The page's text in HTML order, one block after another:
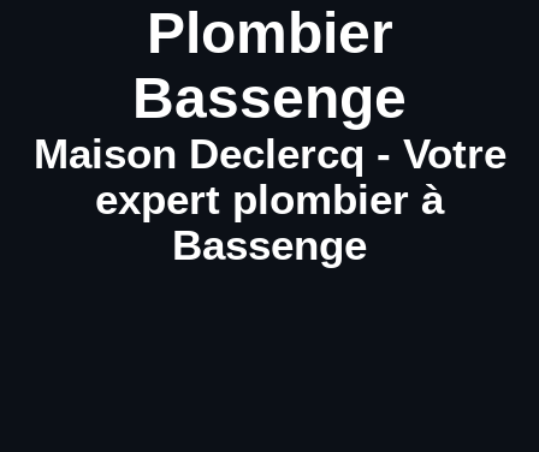
Plombier
Bassenge
Maison Declercq - Votre
expert plombier à
Bassenge